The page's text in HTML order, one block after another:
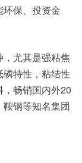
保、投资金
尤其是强粘焦
特性，粘结性
畅销国内外20
钢等知名集团